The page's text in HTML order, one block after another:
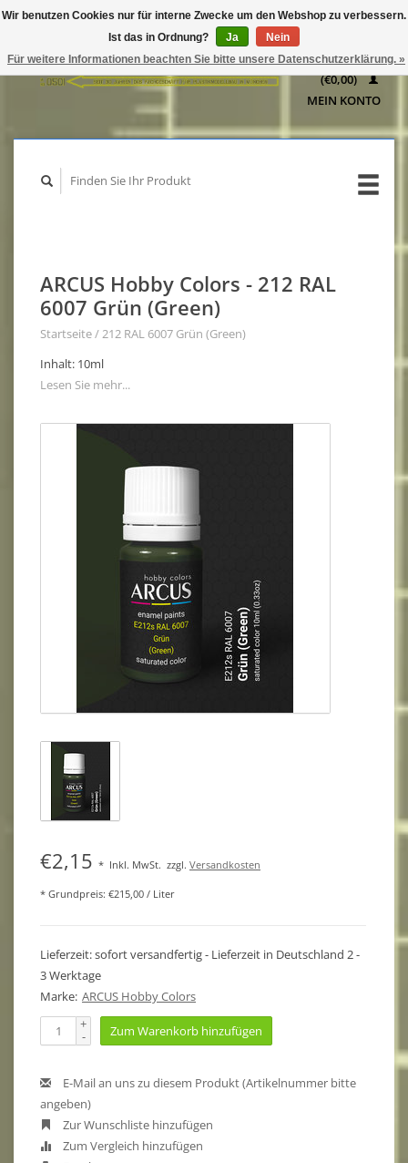
WARENKORB
(€0,00)
MEIN KONTO
ARCUS Hobby Colors - 212 RAL
6007 Grün (Green)
Startseite/212 RAL 6007 Grün (Green)
Inhalt: 10ml
Lesen Sie mehr...
€2,15 * Inkl. MwSt. zzgl. Versandkosten
* Grundpreis: €215,00 / Liter
Lieferzeit: sofort versandfertig - Lieferzeit in Deutschland 2 -
3 Werktage
Marke: ARCUS Hobby Colors
+
- Zum Warenkorb hinzufügen
E-Mail an uns zu diesem Produkt (Artikelnummer bitte
angeben)
Zur Wunschliste hinzufügen
Zum Vergleich hinzufügen
Wir benutzen Cookies nur für interne Zwecke um den Webshop zu verbessern.
Ist das in Ordnung?
Ja
Nein
Für weitere Informationen beachten Sie bitte unsere Datenschutzerklärung. »